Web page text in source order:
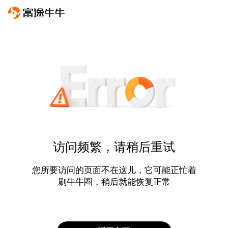
访问频繁，请稍后重试
您所要访问的页面不在这儿，它可能正忙着
刷牛牛圈，稍后就能恢复正常